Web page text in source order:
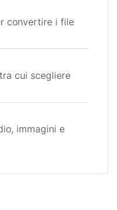
convertire i file
cui scegliere
immagini e